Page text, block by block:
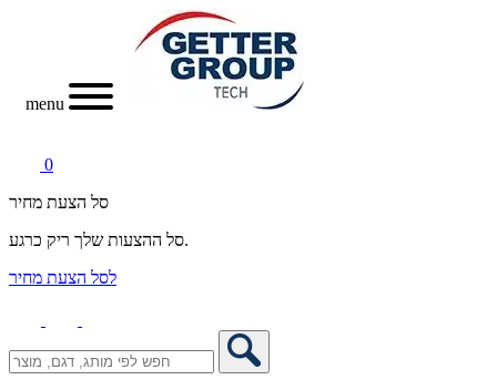
menu
0
סל הצעת מחיר
סל ההצעות שלך ריק כרגע.
לסל הצעת מחיר